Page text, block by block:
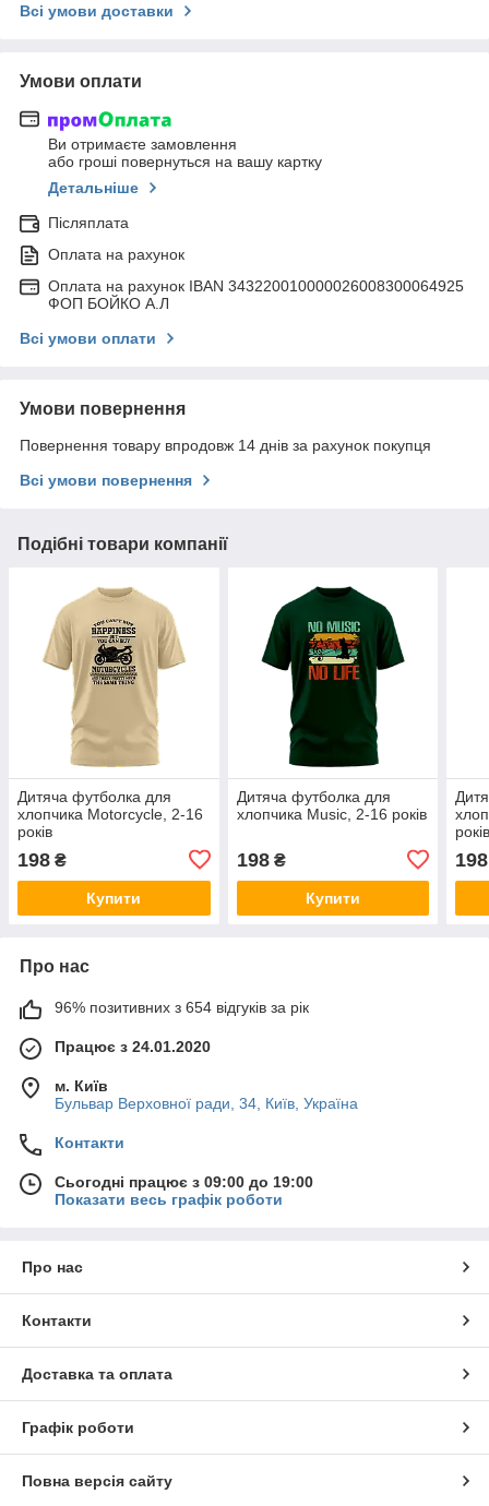
Всі умови доставки
Умови оплати
Ви отримаєте замовлення
або гроші повернуться на вашу картку
Детальніше
Післяплата
Оплата на рахунок
Оплата на рахунок IBAN 343220010000026008300064925
ФОП БОЙКО А.Л
Всі умови оплати
Умови повернення
Повернення товару впродовж 14 днів за рахунок покупця
Всі умови повернення
Подібні товари компанії
Дитяча футболка для
хлопчика Motorcycle, 2-16
років
198 ₴
Купити
Дитяча футболка для
хлопчика Music, 2-16 років
198₴
Купити
198
Про нас
96% позитивних з 654 відгуків за рік
Працює з 24.01.2020
м. Київ
Бульвар Верховної ради, 34, Київ, Україна
Контакти
Сьогодні працює з 09:00 до 19:00
Показати весь графік роботи
Про нас
Контакти
Доставка та оплата
Графік роботи
Повна версія сайту